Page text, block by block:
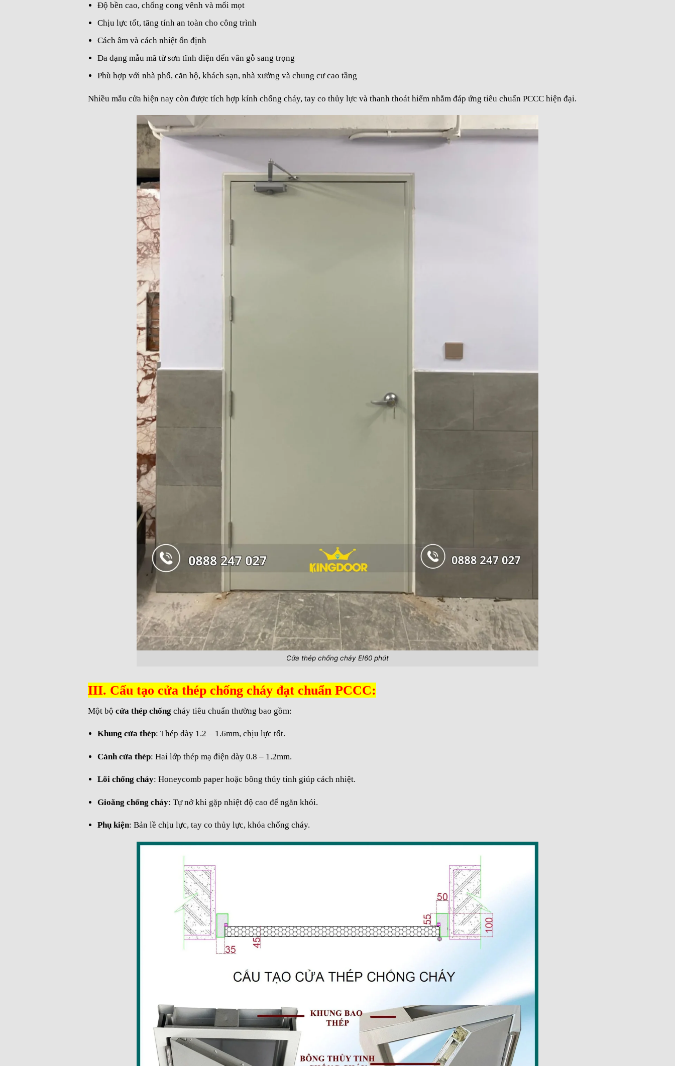
Độ bền cao, chống cong vênh và mối mọt
Chịu lực tốt, tăng tính an toàn cho công trình
Cách âm và cách nhiệt ổn định
Đa dạng mẫu mã từ sơn tĩnh điện đến vân gỗ sang trọng
Phù hợp với nhà phố, căn hộ, khách sạn, nhà xưởng và chung cư cao tầng
Nhiều mẫu cửa hiện nay còn được tích hợp kính chống cháy, tay co thủy lực và thanh thoát hiểm nhằm đáp ứng tiêu chuẩn PCCC hiện đại.
Cửa thép chống cháy EI60 phút
III. Cấu tạo cửa thép chống cháy đạt chuẩn PCCC:
Một bộ cửa thép chống cháy tiêu chuẩn thường bao gồm:
Khung cửa thép: Thép dày 1.2 – 1.6mm, chịu lực tốt.
Cánh cửa thép: Hai lớp thép mạ điện dày 0.8 – 1.2mm.
Lõi chống cháy: Honeycomb paper hoặc bông thủy tinh giúp cách nhiệt.
Gioăng chống cháy: Tự nở khi gặp nhiệt độ cao để ngăn khói.
Phụ kiện: Bản lề chịu lực, tay co thủy lực, khóa chống cháy.